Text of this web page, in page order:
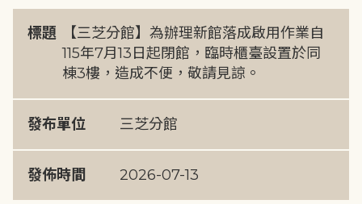
標題
【三芝分館】為辦理新館落成啟用作業自
115年7月13日起閉館，臨時櫃臺設置於同
棟3樓，造成不便，敬請見諒。
發布單位 三芝分館
發佈時間 2026-07-13